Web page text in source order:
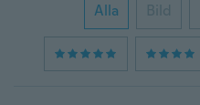
Alla Bild